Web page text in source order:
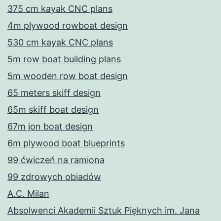
375 cm kayak CNC plans
4m plywood rowboat design
530 cm kayak CNC plans
5m row boat building plans
5m wooden row boat design
65 meters skiff design
65m skiff boat design
67m jon boat design
6m plywood boat blueprints
99 ćwiczeń na ramiona
99 zdrowych obiadów
A.C. Milan
Absolwenci Akademii Sztuk Pięknych im. Jana